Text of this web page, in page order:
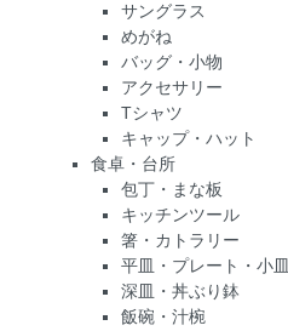
サングラス
めがね
バッグ・小物
アクセサリー
Tシャツ
キャップ・ハット
食卓・台所
包丁・まな板
キッチンツール
箸・カトラリー
平皿・プレート・小皿
深皿・丼ぶり鉢
飯碗・汁椀